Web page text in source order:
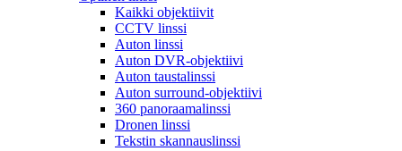
Kaikki objektiivit
CCTV linssi
Auton linssi
Auton DVR-objektiivi
Auton taustalinssi
Auton surround-objektiivi
360 panoraamalinssi
Dronen linssi
Tekstin skannauslinssi